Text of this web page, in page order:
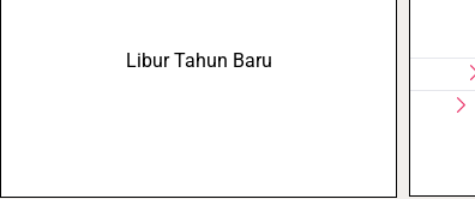
Libur Tahun Baru